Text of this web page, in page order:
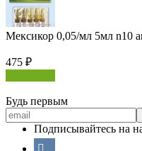
Мексикор 0,05/мл 5мл n10
475 ₽
Будь первым
Подписывайтесь на